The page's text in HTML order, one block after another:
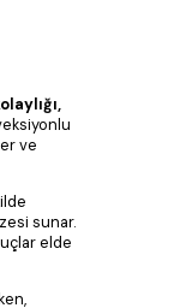
ve
sunar.
elde